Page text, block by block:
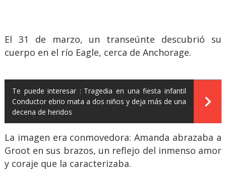
El 31 de marzo, un transeúnte descubrió su
cuerpo en el río Eagle, cerca de Anchorage.
Te puede interesar : Tragedia en una fiesta infantil
Conductor ebrio mata a dos niños y deja más de una
decena de heridos
La imagen era conmovedora: Amanda abrazaba a
Groot en sus brazos, un reflejo del inmenso amor
y coraje que la caracterizaba.